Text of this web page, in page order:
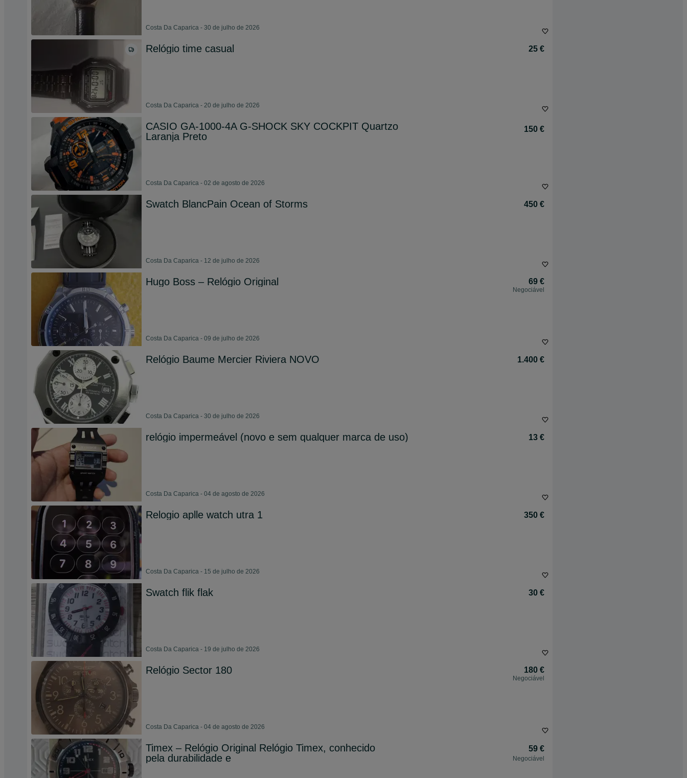
Costa Da Caparica - 30 de julho de 2026
Relógio time casual 25 €
Costa Da Caparica - 20 de julho de 2026
CASIO GA-1000-4A G-SHOCK SKY COCKPIT Quartzo
Laranja Preto
150 €
Costa Da Caparica - 02 de agosto de 2026
Swatch BlancPain Ocean of Storms 450 €
Costa Da Caparica - 12 de julho de 2026
Hugo Boss – Relógio Original 69 €
Negociável
Costa Da Caparica - 09 de julho de 2026
Relógio Baume Mercier Riviera NOVO 1.400 €
Costa Da Caparica - 30 de julho de 2026
relógio impermeável (novo e sem qualquer marca de uso) 13 €
Costa Da Caparica - 04 de agosto de 2026
Relogio aplle watch utra 1 350 €
Costa Da Caparica - 15 de julho de 2026
Swatch flik flak 30 €
Costa Da Caparica - 19 de julho de 2026
Relógio Sector 180 180 €
Negociável
Costa Da Caparica - 04 de agosto de 2026
Timex – Relógio Original Relógio Timex, conhecido
pela durabilidade e
59 €
Negociável